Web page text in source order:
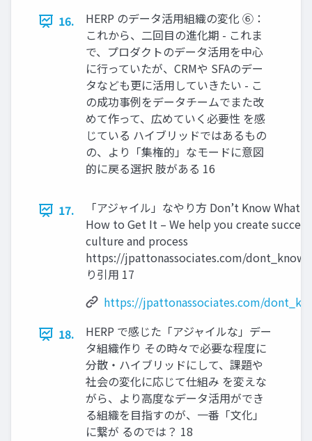
16.
HERP のデータ活用組織の変化 ⑥：
これから、二回目の進化期 - これま
で、プロダクトのデータ活用を中心
に行っていたが、CRMや SFAのデー
タなども更に活用していきたい - こ
の成功事例をデータチームでまた改
めて作って、広めていく必要性 を感
じている ハイブリッドではあるもの
の、より「集権的」なモードに意図
的に戻る選択 肢がある 16
17.
「アジャイル」なやり方 Don’t Know What
How to Get It – We help you create
culture and process
https://jpattonassociates.com/
り引用 17
https://jpattonassociates.com/
18.
HERP で感じた「アジャイルな」デー
タ組織作り その時々で必要な程度に
分散・ハイブリッドにして、課題や
社会の変化に応じて仕組み を変えな
がら、より高度なデータ活用ができ
る組織を目指すのが、一番「文化」
に繋が るのでは？ 18